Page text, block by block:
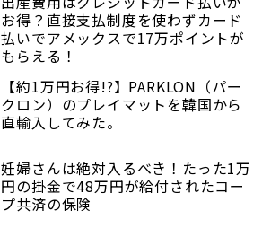
お得？直接支払制度を使わずカード
払いでアメックスで17万ポイントが
もらえる！
【約1万円お得!?】PARKLON（パー
クロン）のプレイマットを韓国から
直輸入してみた。
妊婦さんは絶対入るべき！たった1万
円の掛金で48万円が給付されたコー
プ共済の保険